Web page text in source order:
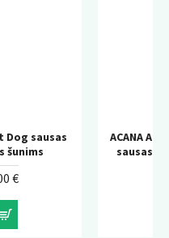
ACANA Adult Large Breed
sausas pašaras šunims